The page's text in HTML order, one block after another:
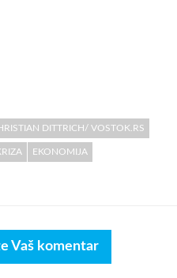
DITTRICH/ VOSTOK.RS
EKONOMIJA
Vaš komentar